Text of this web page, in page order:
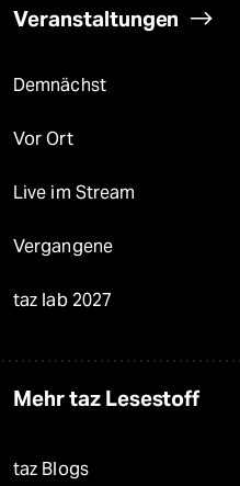
Veranstaltungen
Demnächst
Vor Ort
Live im Stream
Vergangene
taz lab 2027
Mehr taz Lesestoff
taz Blogs